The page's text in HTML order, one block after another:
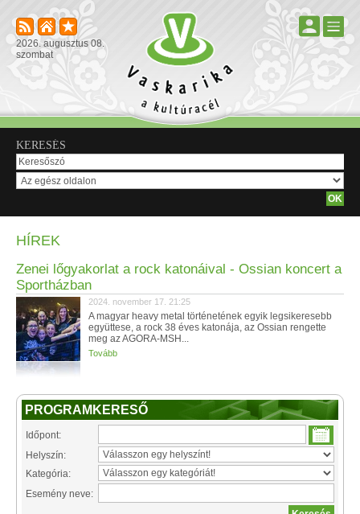
2026. augusztus 08.
szombat
KERESÉS
HÍREK
Zenei lőgyakorlat a rock katonáival - Ossian koncert a
Sportházban
2024. november 17. 21:25
A magyar heavy metal történetének egyik legsikeresebb
együttese, a rock 38 éves katonája, az Ossian rengette
meg az AGORA-MSH...
Tovább
PROGRAMKERESŐ
Időpont:
Helyszín:
Kategória:
Esemény neve: